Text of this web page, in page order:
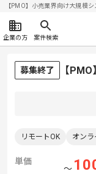
【PMO】小売業界向け大規模
企業の方 案件検索
募集終了 【
リモートOK オンラ
単価
〜